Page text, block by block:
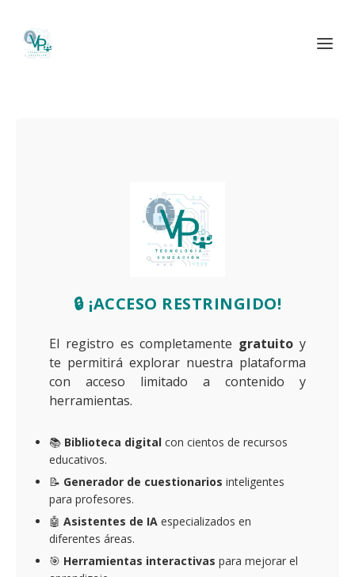
🔒 ¡ACCESO RESTRINGIDO!
El registro es completamente gratuitoy
te permitirá explorar nuestra plataforma
con acceso limitado a contenido y
herramientas.
📚 Biblioteca digital con cientos de recursos
educativos.
📝 Generador de cuestionarios inteligentes
para profesores.
🤖Asistentes de IA especializados en
diferentes áreas.
🎯 Herramientas interactivas para mejorar el